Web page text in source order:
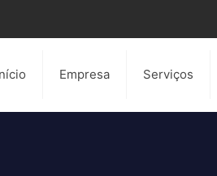
Empresa Serviços